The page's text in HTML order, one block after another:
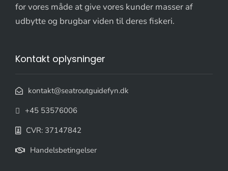
for vores måde at give vores kunder masser af
udbytte og brugbar viden til deres fiskeri.
Kontakt oplysninger
kontakt@seatroutguidefyn.dk
+45 53576006
CVR: 37147842
Handelsbetingelser